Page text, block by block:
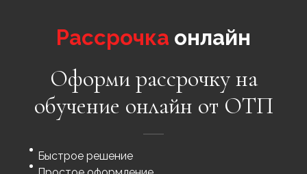
Рассрочка онлайн
Оформи рассрочку на
обучение онлайн от ОТП
Быстрое решение